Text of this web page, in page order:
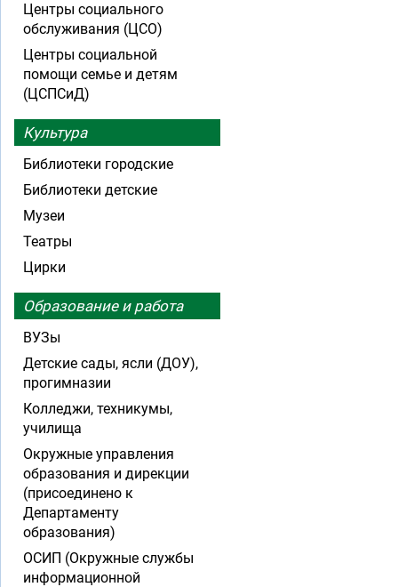
Центры социального
обслуживания (ЦСО)
Центры социальной
помощи семье и детям
(ЦСПСиД)
Культура
Библиотеки городские
Библиотеки детские
Музеи
Театры
Цирки
Образование и работа
ВУЗы
Детские сады, ясли (ДОУ),
прогимназии
Колледжи, техникумы,
училища
Окружные управления
образования и дирекции
(присоединено к
Департаменту
образования)
ОСИП (Окружные службы
информационной